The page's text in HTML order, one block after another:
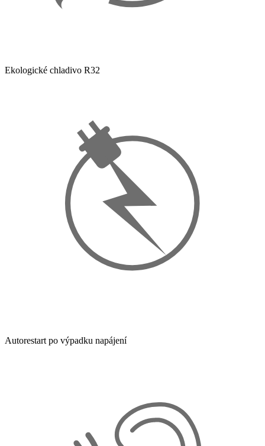
Ekologické chladivo R32
Autorestart po výpadku napájení